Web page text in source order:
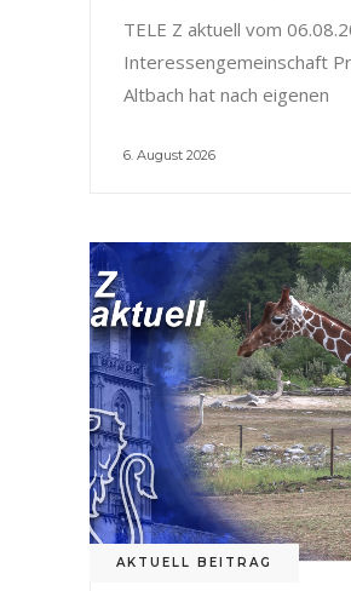
TELE Z aktuell vom
Interessengemeinschaft
Altbach hat nach eigenen
6. August 2026
AKTUELL BEITRAG